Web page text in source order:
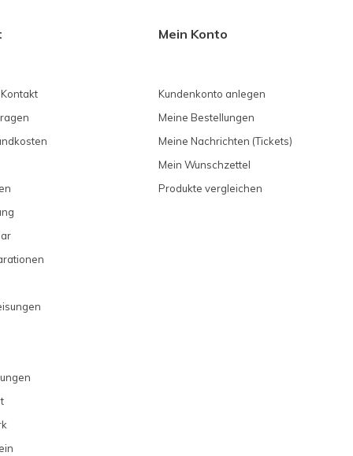
Mein Konto
Kundenkonto anlegen
Meine Bestellungen
Meine Nachrichten (Tickets)
Mein Wunschzettel
Produkte vergleichen